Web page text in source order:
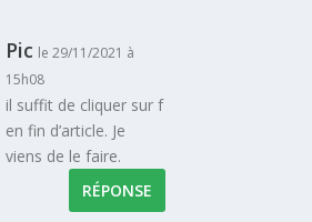
Pic le 29/11/2021 à
15h08
il suffit de cliquer sur f
en fin d’article. Je
viens de le faire.
RÉPONSE